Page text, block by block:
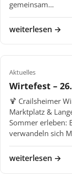
gemeinsam…
weiterlesen →
Aktuelles
Wirtefest –
🍹 Crailsheimer
Marktplatz &
Sommer erleben:
verwandeln sich
weiterlesen →